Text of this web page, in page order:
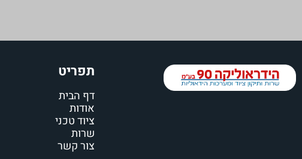
תפריט
דף הבית
אודות
ציוד טכני
שרות
צור קשר